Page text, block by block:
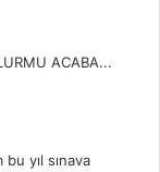
ACABA...
yıl sınava